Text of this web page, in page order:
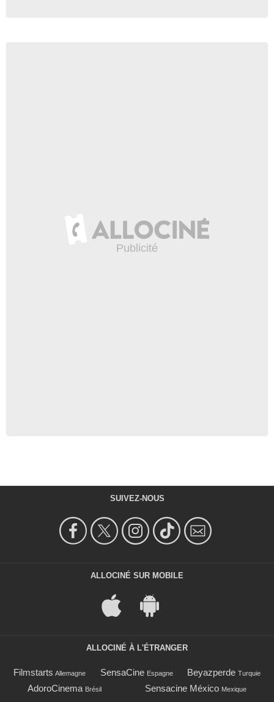
SUIVEZ-NOUS
ALLOCINÉ SUR MOBILE
ALLOCINÉ À L'ÉTRANGER
Filmstarts Allemagne SensaCine Espagne Beyazperde Turquie
AdoroCinema Brésil Sensacine México Mexique